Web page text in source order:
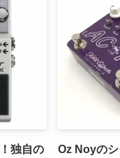
独自の
Oz Noyの